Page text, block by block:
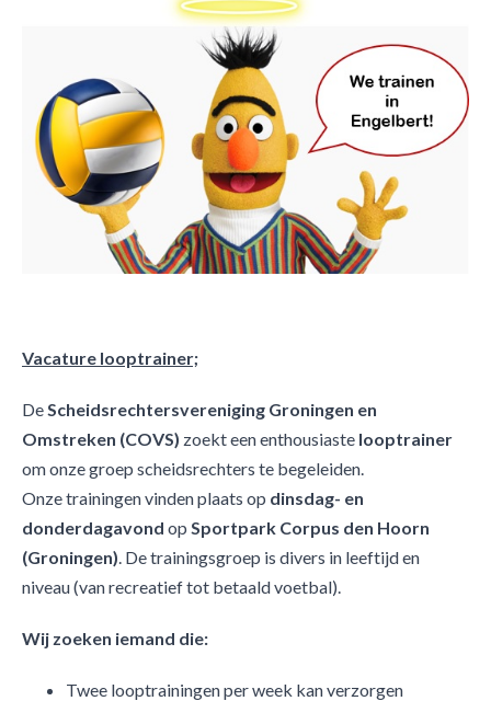
Vacature looptrainer;
DeScheidsrechtersvereniging Groningen en
Omstreken (COVS) zoekt een enthousiaste looptrainer
om onze groep scheidsrechters te begeleiden.
Onze trainingen vinden plaats op dinsdag- en
donderdagavond op Sportpark Corpus den Hoorn
(Groningen). De trainingsgroep is divers in leeftijd en
niveau (van recreatief tot betaald voetbal).
Wij zoeken iemand die:
Twee looptrainingen per week kan verzorgen